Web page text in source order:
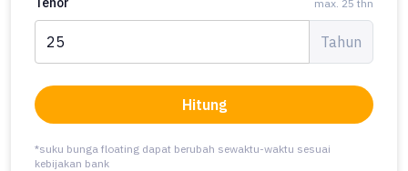
max. 25 thn
Tahun
Hitung
*suku bunga floating dapat berubah sewaktu-waktu sesuai
kebijakan bank